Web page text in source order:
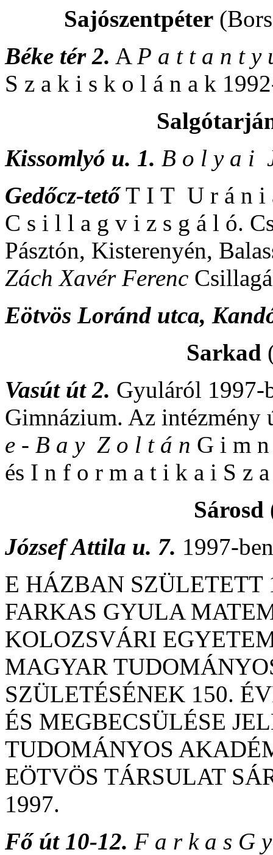
Sajószentpéter
Béke tér 2. A P a t t a n t y
S z a k i s k o l á n a k
Kissomlyó u. 1. B o l y a i
Gedőcz-tetőT I T U r á n i
C s i l l a g v i z s g á l ó.
Pásztón, Kisterenyén,
Zách Xavér Ferenc
Eötvös Loránd utca,
Sarkad
Vasút út 2. Gyuláról
Gimnázium. Az intézmény
e - B a y Z o l t á n G i m
és I n f o r m a t i k a i S z
Sárosd
József Attila u. 7. 1997-
E HÁZBAN SZÜLETETT
FARKAS GYULA
KOLOZSVÁRI
MAGYAR
SZÜLETÉSÉNEK 150.
ÉS MEGBECSÜLÉSE
TUDOMÁNYOS
EÖTVÖS TÁRSULAT
1997.
Fő út 10-12. F a r k a s G